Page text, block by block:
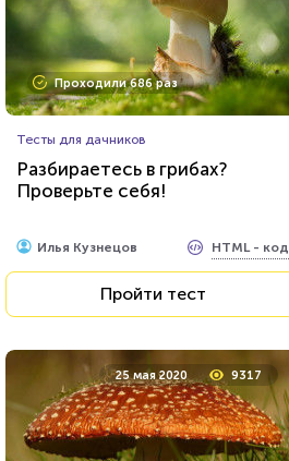
Проходили 686 раз
Тесты для дачников
Разбираетесь в грибах?
Проверьте себя!
Илья Кузнецов HTML - код
Пройти тест
25 мая 2020 9317